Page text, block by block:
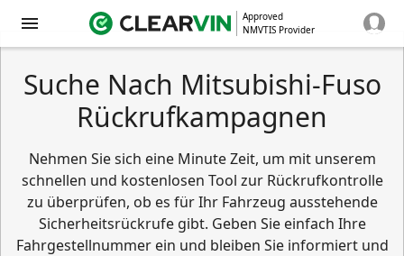
Approved
NMVTIS Provider
Suche Nach Mitsubishi-Fuso
Rückrufkampagnen
Nehmen Sie sich eine Minute Zeit, um mit unserem
schnellen und kostenlosen Tool zur Rückrufkontrolle
zu überprüfen, ob es für Ihr Fahrzeug ausstehende
Sicherheitsrückrufe gibt. Geben Sie einfach Ihre
Fahrgestellnummer ein und bleiben Sie informiert und